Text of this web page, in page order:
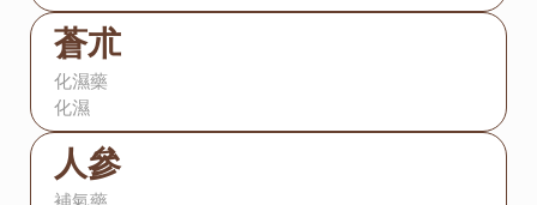
蒼朮
化濕藥
化濕
人參